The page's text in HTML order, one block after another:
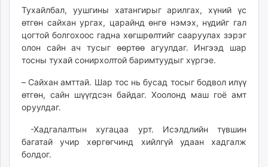
mminfo.mn
ugluu.mn
urlag.mn
unen.mn
shudarga.mn
shuurhai.mn
unuudur.mn
isee.mn
mglradio.com
fact.mn
Тухайлбал, уушгины хатангирыг арилгах, хүний үс
өтгөн сайхан ургах, царайнд өнгө нэмэх, нүдийг гал
цогтой болгохоос гадна хөгшрөлтийг сааруулах зэрэг
олон сайн ач тусыг өөртөө агуулдаг. Ингээд шар
тосны тухай сонирхолтой баримтуудыг хүргэе.
– Сайхан амттай. Шар тос нь бусад тосыг бодвол илүү
өтгөн, сайн шүүгдсэн байдаг. Хоолонд маш гоё амт
оруулдаг.
-Хадгалалтын хугацаа урт. Исэлдлийн түвшин
багатай учир хөргөгчинд хийлгүй удаан хадгалж
болдог.